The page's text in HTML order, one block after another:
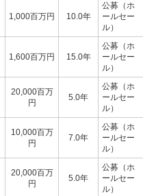
1,000百万円 10.0年
公募（ホ
ールセー
ル）
1,600百万円 15.0年
公募（ホ
ールセー
ル）
20,000百万
円
5.0年
公募（ホ
ールセー
ル）
10,000百万
円
7.0年
公募（ホ
ールセー
ル）
20,000百万
円
5.0年
公募（ホ
ールセー
ル）